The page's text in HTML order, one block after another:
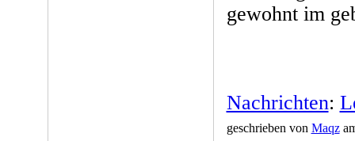
gewohnt im
Nachrichten:
geschrieben von Maqz